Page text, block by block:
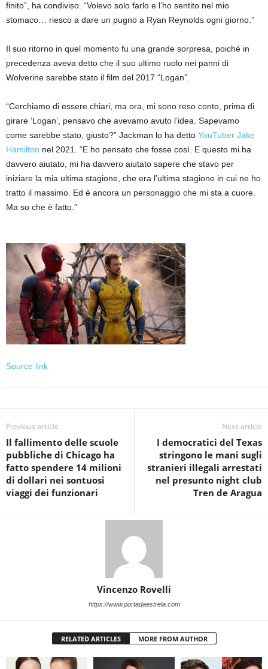
finito”, ha condiviso. “Volevo solo farlo e l’ho sentito nel mio
stomaco… riesco a dare un pugno a Ryan Reynolds ogni giorno.”
Il suo ritorno in quel momento fu una grande sorpresa, poiché in
precedenza aveva detto che il suo ultimo ruolo nei panni di
Wolverine sarebbe stato il film del 2017 “Logan”.
“Cerchiamo di essere chiari, ma ora, mi sono reso conto, prima di
girare ‘Logan’, pensavo che avevamo avuto l’idea. Sapevamo
come sarebbe stato, giusto?” Jackman lo ha detto YouTuber Jake
Hamilton nel 2021. “E ho pensato che fosse così. E questo mi ha
davvero aiutato, mi ha davvero aiutato sapere che stavo per
iniziare la mia ultima stagione, che era l’ultima stagione in cui ne ho
tratto il massimo. Ed è ancora un personaggio che mi sta a cuore.
Ma so che è fatto.”
Source link
Previous article
Il fallimento delle scuole
pubbliche di Chicago ha
fatto spendere 14 milioni
di dollari nei sontuosi
viaggi dei funzionari
Next article
I democratici del Texas
stringono le mani sugli
stranieri illegali arrestati
nel presunto night club
Tren de Aragua
Vincenzo Rovelli
https://www.portadaestrela.com
RELATED ARTICLES MORE FROM AUTHOR